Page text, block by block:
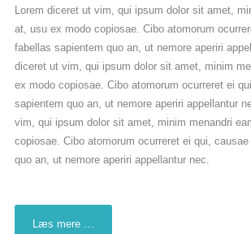
Lorem diceret ut vim, qui ipsum dolor sit amet,
at, usu ex modo copiosae. Cibo atomorum
fabellas sapientem quo an, ut nemore aperiri
diceret ut vim, qui ipsum dolor sit amet, minim
ex modo copiosae. Cibo atomorum ocurreret ei
sapientem quo an, ut nemore aperiri appellantur
vim, qui ipsum dolor sit amet, minim menandri
copiosae. Cibo atomorum ocurreret ei qui,
quo an, ut nemore aperiri appellantur nec.
Læs mere …